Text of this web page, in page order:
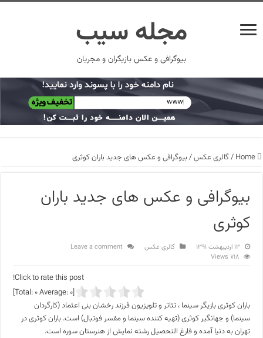
مجله سیب
بیوگرافی و عکس بازیگران و مجریان
Home
/گالری عکس/ بیوگرافی و عکس های جدید باران کوثری
بیوگرافی و عکس های جدید باران
کوثری
۱۳ اردیبهشت ۱۳۹۱ گالری عکس
Leave a comment
718 Views
Click to rate this post!
[Total:
0Average: 0
]
باران کوثری بازیگر سینما ، تئاتر و تلویزیون فرزند رخشان بنی اعتماد (کارگردان
سینما) و جهانگیر کوثری (تهیه کننده سینما و مفسر فوتبال) است. باران کوثری در
تهران به دنیا آمده و فارغ التحصیل رشته نمایش از هنرستان سوره‌ است.